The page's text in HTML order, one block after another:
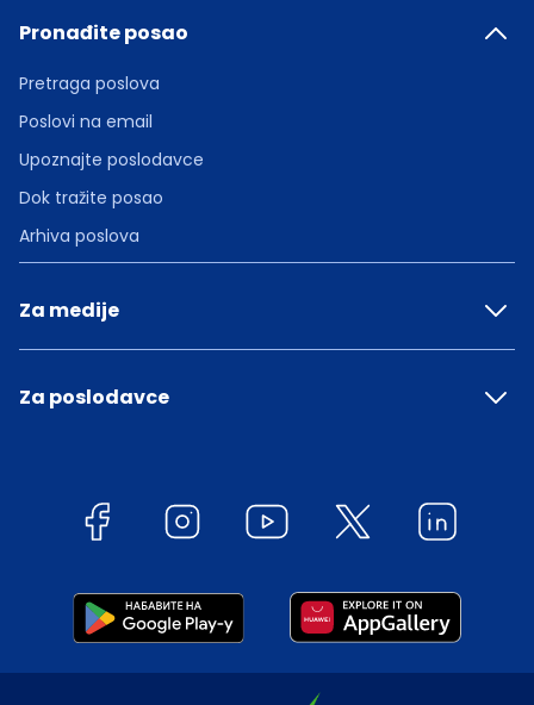
Pronađite posao
Pretraga poslova
Poslovi na email
Upoznajte poslodavce
Dok tražite posao
Arhiva poslova
Za medije
Za poslodavce